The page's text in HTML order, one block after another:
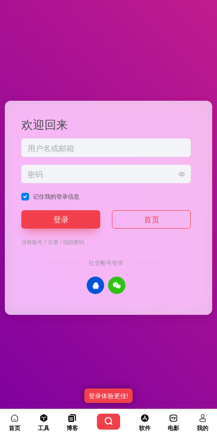
欢迎回来
记住我的登录信息
登录 首页
没有账号？注册/找回密码
社交帐号登录
Copyright © 2026 优渥导航 冀ICP备20003336号-5由 OneNav强力驱动
首页 工具 博客 软件 电影 我的
登录体验更佳!